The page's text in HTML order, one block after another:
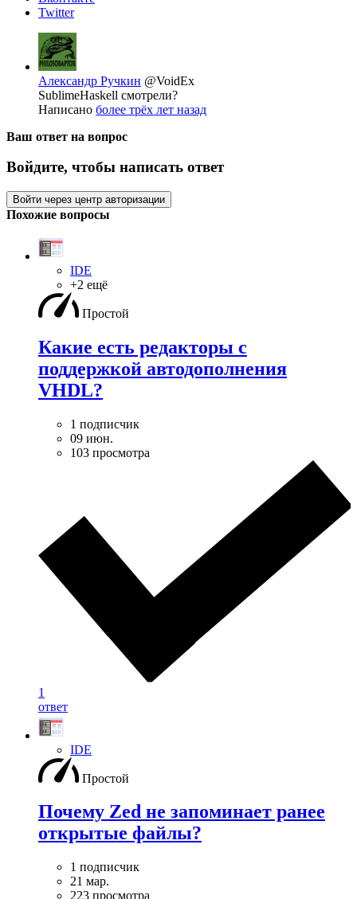
Twitter
Александр Ручкин @VoidEx
SublimeHaskell смотрели?
Написано более трёх лет назад
Ваш ответ на вопрос
Войдите, чтобы написать ответ
Войти через центр авторизации
Похожие вопросы
IDE
+2 ещё
Простой
Какие есть редакторы с
поддержкой автодополнения
VHDL?
1 подписчик
09 июн.
103 просмотра
1
ответ
IDE
Простой
Почему Zed не запоминает ранее
открытые файлы?
1 подписчик
21 мар.
223 просмотра